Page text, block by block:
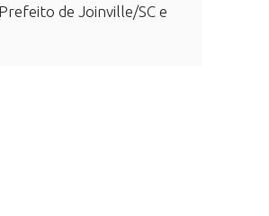
de Joinville/SC e